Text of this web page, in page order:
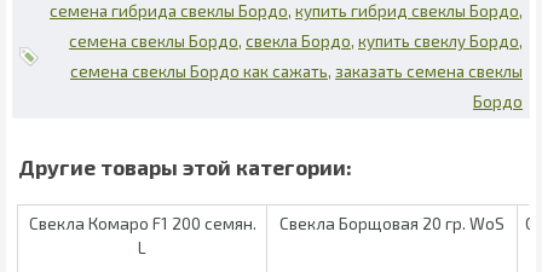
семена гибрида свеклы Бордо купить гибрид свеклы Бордо
семена свеклы Бордо свекла Бордо купить свеклу Бордо
семена свеклы Бордо как сажать заказать семена свеклы
Бордо
Свекла Комаро F1 200 семян.
L
Свекла Борщовая 20 гр. WoS